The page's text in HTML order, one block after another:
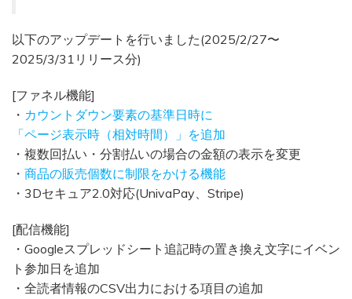
以下のアップデートを行いました(2025/2/27〜
2025/3/31リリース分)
[ファネル機能]
・ カウントダウン要素の基準日時に
「ページ表示時（相対時間）」を追加
・複数回払い・分割払いの場合の金額の表示を変更
・ 商品の販売個数に制限をかける機能
・3Dセキュア2.0対応(UnivaPay、Stripe)
[配信機能]
・Googleスプレッドシート追記時の置き換え文字にイベン
ト参加日を追加
・全読者情報のCSV出力における項目の追加